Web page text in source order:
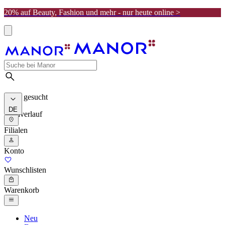
20% auf Beauty, Fashion und mehr - nur heute online >
Meist gesucht
Suchverlauf
DE
Filialen
Konto
Wunschlisten
Warenkorb
Neu